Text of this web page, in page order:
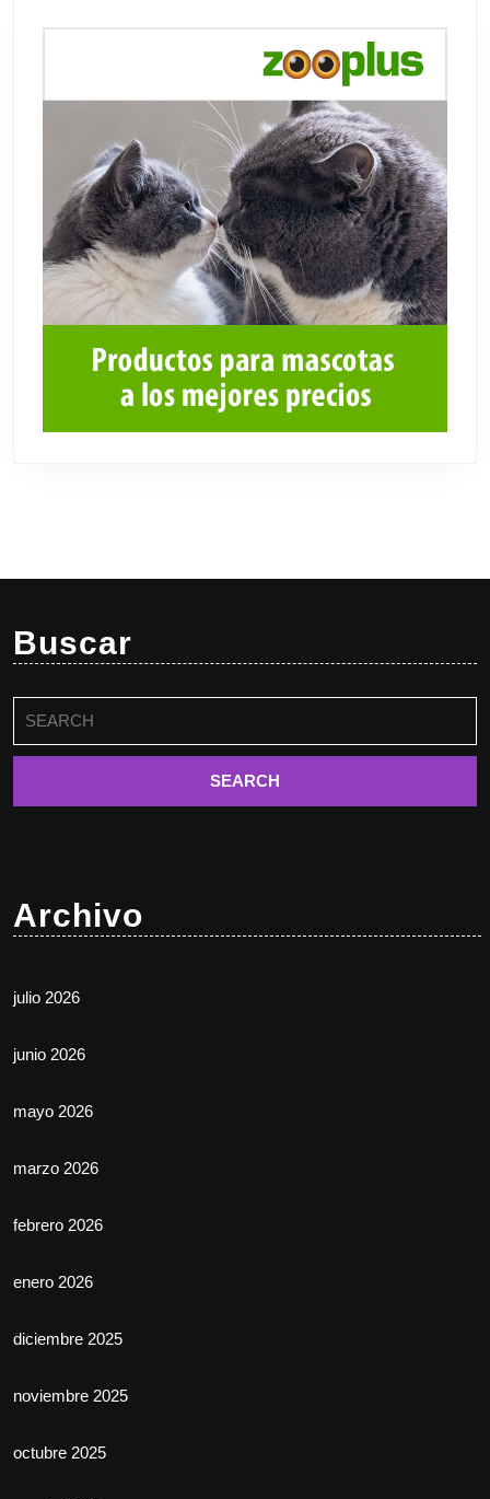
Buscar
Archivo
julio 2026
junio 2026
mayo 2026
marzo 2026
febrero 2026
enero 2026
diciembre 2025
noviembre 2025
octubre 2025